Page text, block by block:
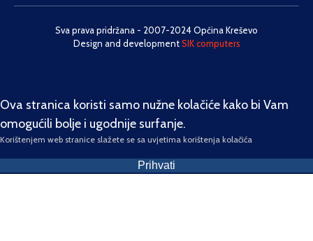
Sva prava pridržana - 2007-2024 Općina Kreševo
Design and developmentSIK computers
Ova stranica koristi samo nužne kolačiće kako bi Vam
omogućili bolje i ugodnije surfanje.
Korištenjem web stranice slažete se sa uvjetima korištenja kolačića
Prihvati